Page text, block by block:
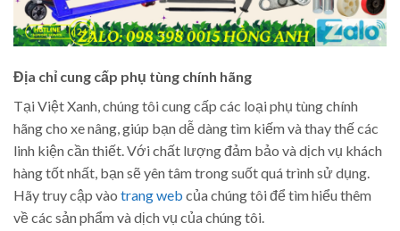
Địa chỉ cung cấp phụ tùng chính hãng
Tại Việt Xanh, chúng tôi cung cấp các loại phụ tùng chính
hãng cho xe nâng, giúp bạn dễ dàng tìm kiếm và thay thế các
linh kiện cần thiết. Với chất lượng đảm bảo và dịch vụ khách
hàng tốt nhất, bạn sẽ yên tâm trong suốt quá trình sử dụng.
Hãy truy cập vào trang web của chúng tôi để tìm hiểu thêm
về các sản phẩm và dịch vụ của chúng tôi.